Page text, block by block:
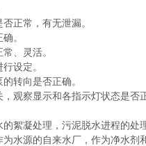
正常，有无泄漏。
。
、灵活。
设定。
转向是否正确。
察显示和各指示灯状态是否正
絮凝处理，污泥脱水进程的处
源的自来水厂，作为净水剂